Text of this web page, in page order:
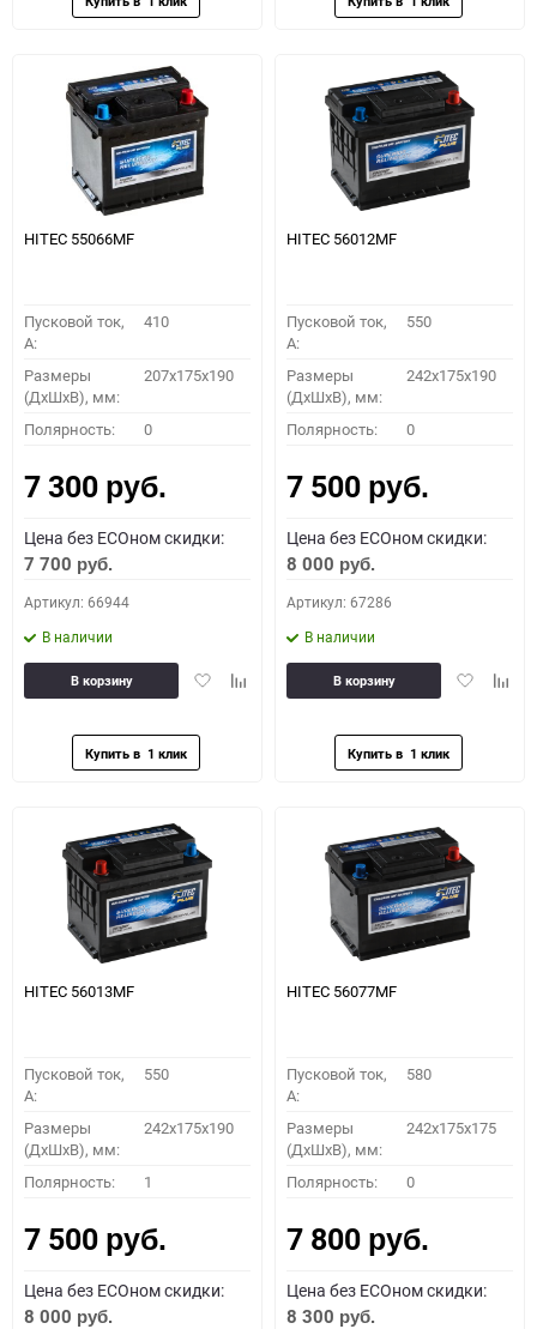
HITEC 55066MF
Пусковой ток,
A:
410
Размеры
(ДхШхВ), мм:
207x175x190
Полярность: 0
7 300 руб.
Цена без ECOном скидки:
7 700 руб.
Артикул: 66944
В наличии
ДобавитьДобавить
В корзину
HITEC 56012MF
Пусковой ток,
A:
550
Размеры
(ДхШхВ), мм:
242x175x190
Полярность: 0
7 500 руб.
Цена без ECOном скидки:
8 000 руб.
Артикул: 67286
В наличии
Добавить
В корзину
HITEC 56013MF
Пусковой ток,
A:
550
Размеры
(ДхШхВ), мм:
242x175x190
Полярность: 1
7 500 руб.
Цена без ECOном скидки:
8 000 руб.
HITEC 56077MF
Пусковой ток,
A:
580
Размеры
(ДхШхВ), мм:
242x175x175
Полярность: 0
7 800 руб.
Цена без ECOном скидки:
8 300 руб.